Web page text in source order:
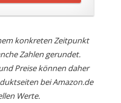
konkreten Zeitpunkt
Zahlen gerundet.
Preise können daher
bei Amazon.de
Werte.